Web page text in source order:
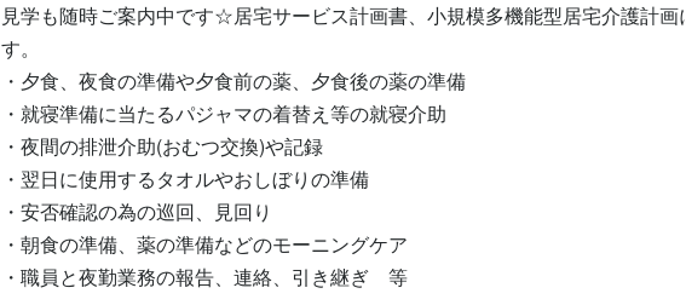
見学も随時ご案内中です☆居宅サービス計画書、小規模多機能型居宅介護計画
す。
・夕食、夜食の準備や夕食前の薬、夕食後の薬の準備
・就寝準備に当たるパジャマの着替え等の就寝介助
・夜間の排泄介助(おむつ交換)や記録
・翌日に使用するタオルやおしぼりの準備
・安否確認の為の巡回、見回り
・朝食の準備、薬の準備などのモーニングケア
・職員と夜勤業務の報告、連絡、引き継ぎ　等